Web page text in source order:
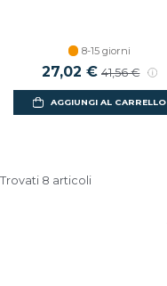
8-15 giorni
27,02 € 41,56 €
AGGIUNGI AL CARRELLO
Trovati 8 articoli